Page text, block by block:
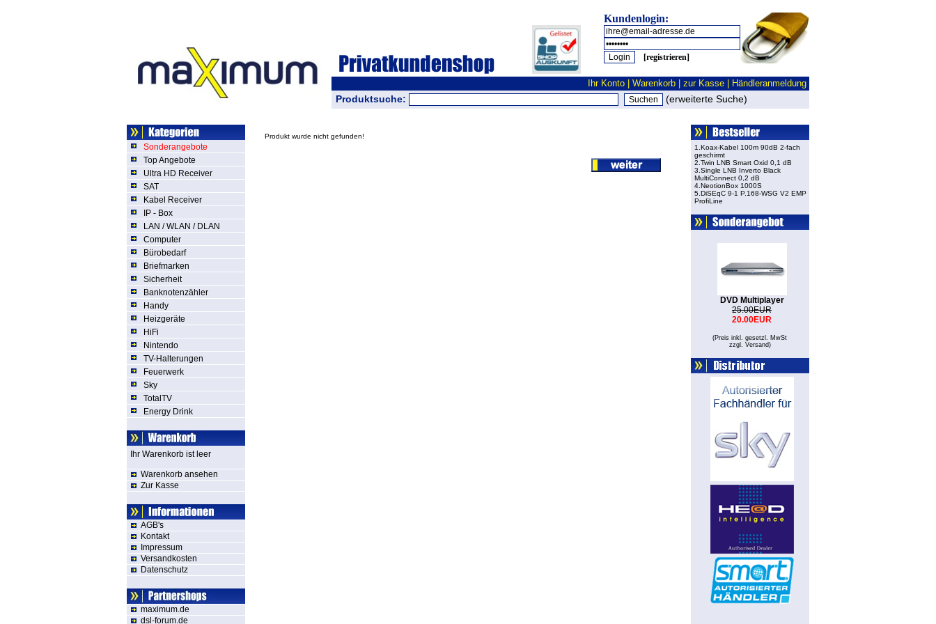
Kundenlogin:
[registrieren]
Ihr Konto Warenkorb zur Kasse Händleranmeldung
Produktsuche: (erweiterte Suche)
Sonderangebote
Top Angebote
Ultra HD Receiver
SAT
Kabel Receiver
IP - Box
LAN / WLAN / DLAN
Computer
Bürobedarf
Briefmarken
Sicherheit
Banknotenzähler
Handy
Heizgeräte
HiFi
Nintendo
TV-Halterungen
Feuerwerk
Sky
TotalTV
Energy Drink
Ihr Warenkorb ist leer
Warenkorb ansehen
Zur Kasse
AGB's
Kontakt
Impressum
Versandkosten
Datenschutz
maximum.de
dsl-forum.de
Produkt wurde nicht gefunden!
1.Koax-Kabel 100m 90dB 2-fach
geschirmt
2.Twin LNB Smart Oxid 0,1 dB
3.Single LNB Inverto Black
MultiConnect 0,2 dB
4.NeotionBox 1000S
5.DiSEqC 9-1 P.168-WSG V2 EMP
ProfiLine
DVD Multiplayer
25.00EUR
20.00EUR
(Preis inkl. gesetzl. MwSt
zzgl. Versand)